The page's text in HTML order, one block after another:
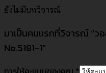
ยังไม่มีบทวิจารณ์
มาเป็นคนแรกที่วิจารณ์ “ว
No.5181-1”